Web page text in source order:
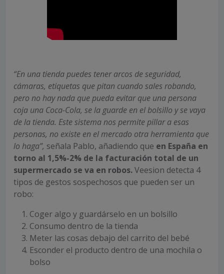
“En una tienda puedes tener arcos de seguridad,
cámaras, etiquetas que pitan cuando sales robando,
pero no hay nada que pueda evitar que una persona
coja una Coca-Cola, se la guarde en el bolsillo y se vaya
de la tienda. Este sistema nos permite pillar a esas
personas, no existe en el mercado otra herramienta que
lo haga”, señala Pablo, añadiendo que en España en
torno al 1,5%-2% de la facturación total de un
supermercado se va en robos.Veesion detecta 4
tipos de gestos sospechosos que pueden ser un
robo:
Coger algo y guardárselo en un bolsillo
Consumo dentro de la tienda
Meter las cosas debajo del carrito del bebé
Esconder el producto dentro de una mochila o
bolso